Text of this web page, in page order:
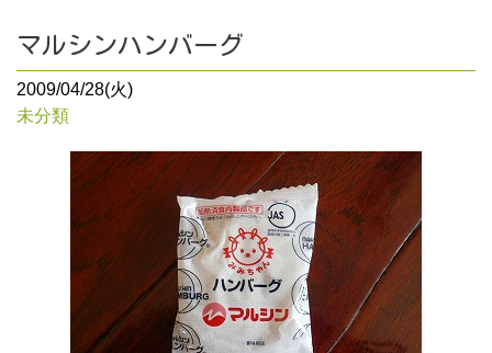
マルシンハンバーグ
2009/04/28(火)
未分類